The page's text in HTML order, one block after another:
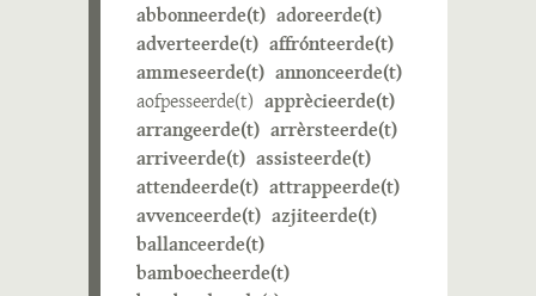
abbonneerde(t) adoreerde(t)
adverteerde(t) affrónteerde(t)
ammeseerde(t) annonceerde(t)
aofpesseerde(t) apprècieerde(t)
arrangeerde(t) arrèrsteerde(t)
arriveerde(t) assisteerde(t)
attendeerde(t) attrappeerde(t)
avvenceerde(t) azjiteerde(t)
ballanceerde(t)
bamboecheerde(t)